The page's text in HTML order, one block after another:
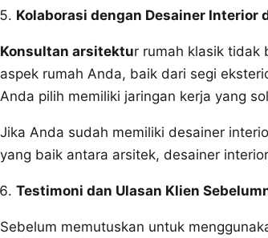
Kolaborasi dengan Desainer Interior
Konsultan arsitektur rumah klasik tidak
aspek rumah Anda, baik dari segi
Anda pilih memiliki jaringan kerja yang
Jika Anda sudah memiliki desainer
yang baik antara arsitek, desainer
Testimoni dan Ulasan Klien
Sebelum memutuskan untuk